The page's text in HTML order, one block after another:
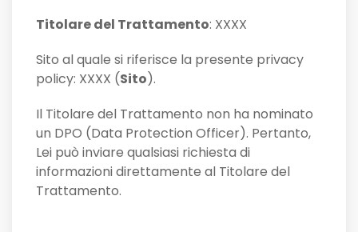
Titolare del Trattamento: XXXX
Sito al quale si riferisce la presente privacy
policy: XXXX (Sito).
Il Titolare del Trattamento non ha nominato
un DPO (Data Protection Officer). Pertanto,
Lei può inviare qualsiasi richiesta di
informazioni direttamente al Titolare del
Trattamento.